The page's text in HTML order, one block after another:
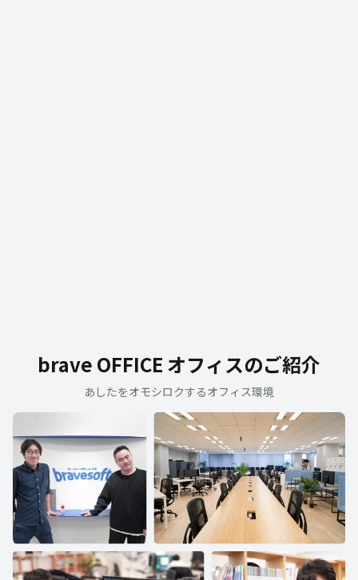
brave OFFICE オフィスのご紹介
あしたをオモシロクするオフィス環境